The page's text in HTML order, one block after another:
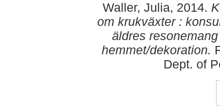
Waller, Julia, 2014.
om krukväxter :
äldres
hemmet/dekoration.
Dept. of